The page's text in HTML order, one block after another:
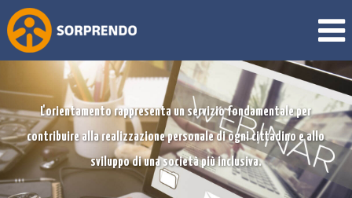
L'orientamento rappresenta un servizio fondamentale per
contribuire alla realizzazione personale di ogni cittadino e allo
sviluppo di una società più inclusiva.